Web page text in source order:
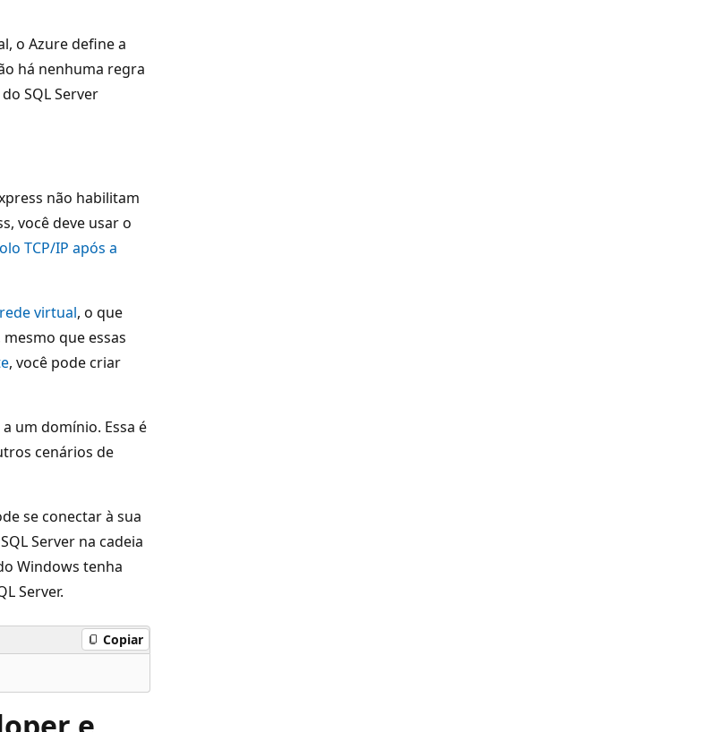
o Azure define a
há nenhuma regra
SQL Server
não habilitam
você deve usar o
TCP/IP após a
rede virtual, o que
que essas
, você pode criar
um domínio. Essa é
cenários de
se conectar à sua
Server na cadeia
Windows tenha
Server.
Copiar